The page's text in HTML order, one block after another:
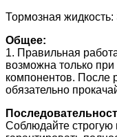
Тормозная
Общее:
1. Правильная
возможна только
компонентов. После
обязательно
Соблюдайте строгую